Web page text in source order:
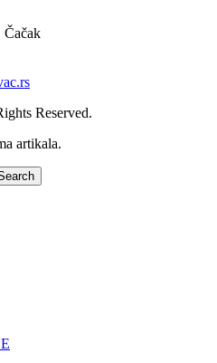
Čačak
Reserved.
artikala.